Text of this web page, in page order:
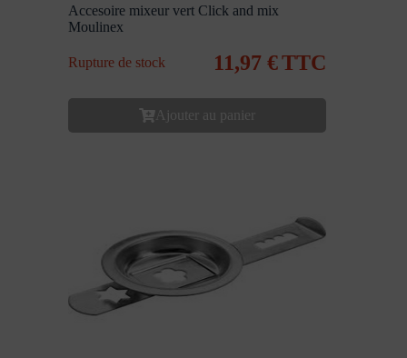
Accesoire mixeur vert Click and mix
Moulinex
Rupture de stock 11,97 €TTC
Ajouter au panier